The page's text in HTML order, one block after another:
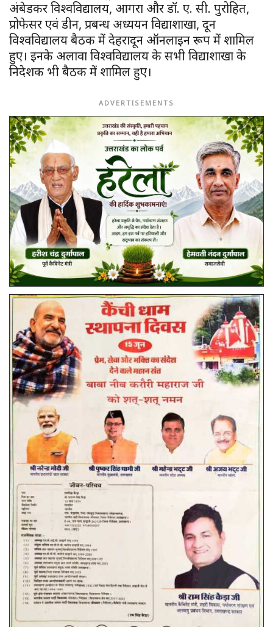
अंबेडकर विश्वविद्यालय, आगरा और डॉ. ए. सी. पुरोहित,
प्रोफेसर एवं डीन, प्रबन्ध अध्ययन विद्याशाखा, दून
विश्वविद्यालय बैठक में देहरादून ऑनलाइन रूप में शामिल
हुए। इनके अलावा विश्वविद्यालय के सभी विद्याशाखा के
निदेशक भी बैठक में शामिल हुए।
ADVERTISEMENTS